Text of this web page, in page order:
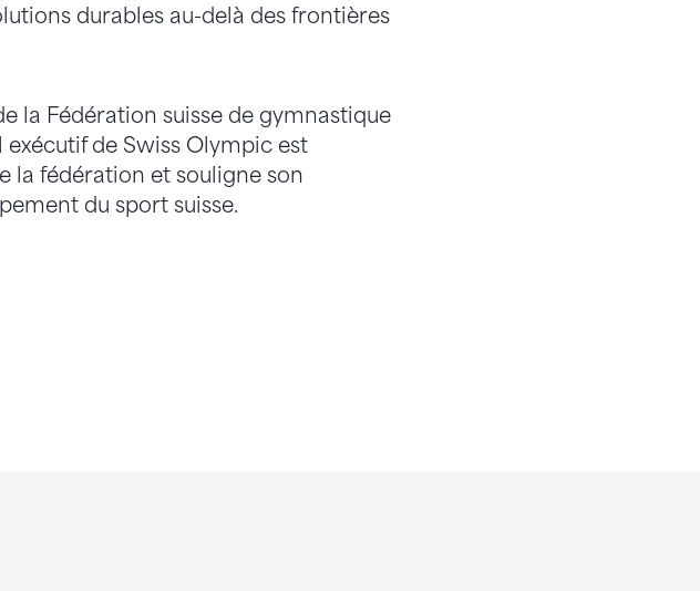
durables au-delà des frontières
la Fédération suisse de gymnastique
exécutif de Swiss Olympic est
la fédération et souligne son
du sport suisse.